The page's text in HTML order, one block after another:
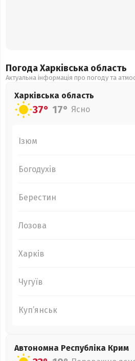
Погода Харківська область
Актуальна інформація про погоду та
Харківська область
37° 17° Ясно
Ізюм
Богодухів
Берестин
Лозова
Харків
Чугуїв
Куп’янськ
Автономна Республіка Крим